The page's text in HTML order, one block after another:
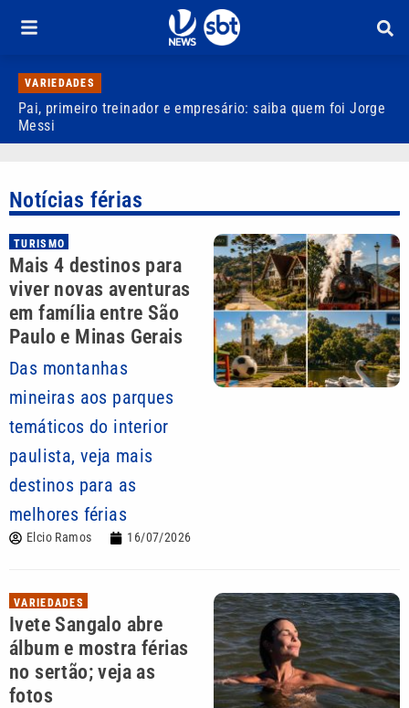
VARIEDADES
Pai, primeiro treinador e empresário: saiba quem foi Jorge
Messi
Notícias férias
TURISMO
Mais 4 destinos para
viver novas aventuras
em família entre São
Paulo e Minas Gerais
Das montanhas
mineiras aos parques
temáticos do interior
paulista, veja mais
destinos para as
melhores férias
Elcio Ramos 16/07/2026
VARIEDADES
Ivete Sangalo abre
álbum e mostra férias
no sertão; veja as
fotos